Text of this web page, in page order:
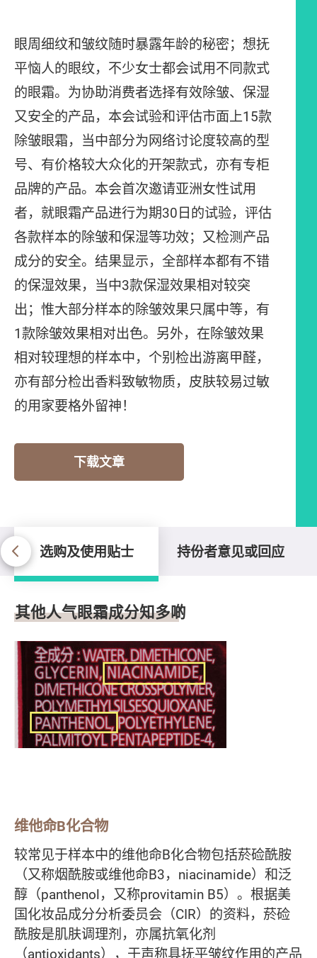
眼周细纹和皱纹随时暴露年龄的秘密；想抚
平恼人的眼纹，不少女士都会试用不同款式
的眼霜。为协助消费者选择有效除皱、保湿
又安全的产品，本会试验和评估市面上15款
除皱眼霜，当中部分为网络讨论度较高的型
号、有价格较大众化的开架款式，亦有专柜
品牌的产品。本会首次邀请亚洲女性试用
者，就眼霜产品进行为期30日的试验，评估
各款样本的除皱和保湿等功效；又检测产品
成分的安全。结果显示，全部样本都有不错
的保湿效果，当中3款保湿效果相对较突
出；惟大部分样本的除皱效果只属中等，有
1款除皱效果相对出色。另外，在除皱效果
相对较理想的样本中，个别检出游离甲醛，
亦有部分检出香料致敏物质，皮肤较易过敏
的用家要格外留神！
下载文章
选购及使用贴士 持份者意见或回应
选购及使用贴士
其他人气眼霜成分知多啲
维他命B化合物
较常见于样本中的维他命B化合物包括菸硷酰胺
（又称烟酰胺或维他命B3，niacinamide）和泛
醇（panthenol，又称provitamin B5）。根据美
国化妆品成分分析委员会（CIR）的资料，菸硷
酰胺是肌肤调理剂，亦属抗氧化剂
（antioxidants），于声称具抚平皱纹作用的产品